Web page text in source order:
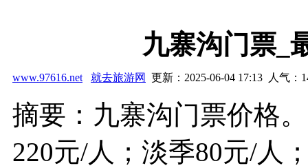
九寨沟门票_
www.97616.net 就去旅游网 更新：2025-06-04 17:13 人气：
摘要：九寨沟门票价格
220元/人；淡季80元/人